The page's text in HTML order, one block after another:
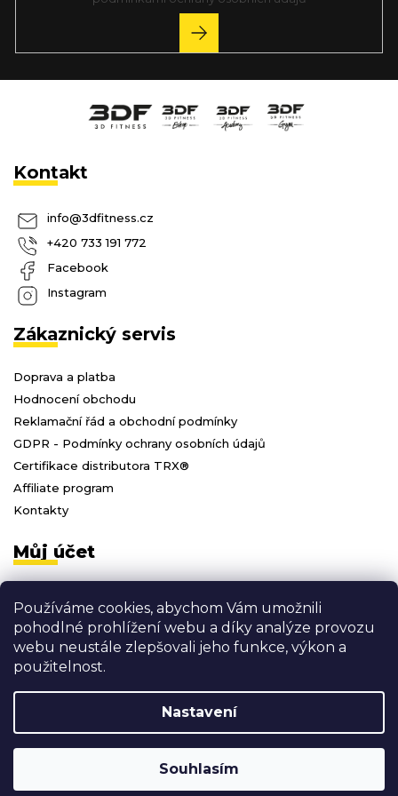
Používáme cookies, abychom Vám umožnili
pohodlné prohlížení webu a díky analýze provozu
webu neustále zlepšovali jeho funkce, výkon a
použitelnost.
Nastavení
Souhlasím
PŘIHLÁSIT
SE
Kontakt
info@3dfitness.cz
+420 733 191 772
Facebook
Instagram
Zákaznický servis
Doprava a platba
Hodnocení obchodu
Reklamační řád a obchodní podmínky
GDPR - Podmínky ochrany osobních údajů
Certifikace distributora TRX®
Affiliate program
Kontakty
Můj účet
Registrace
Moje objednávky
Odhlásit se
Vytvořil Shoptet
Copyright 20263D FITNESS. Všechna práva vyhrazena.
Grafický návrh vytvořil a nakódoval